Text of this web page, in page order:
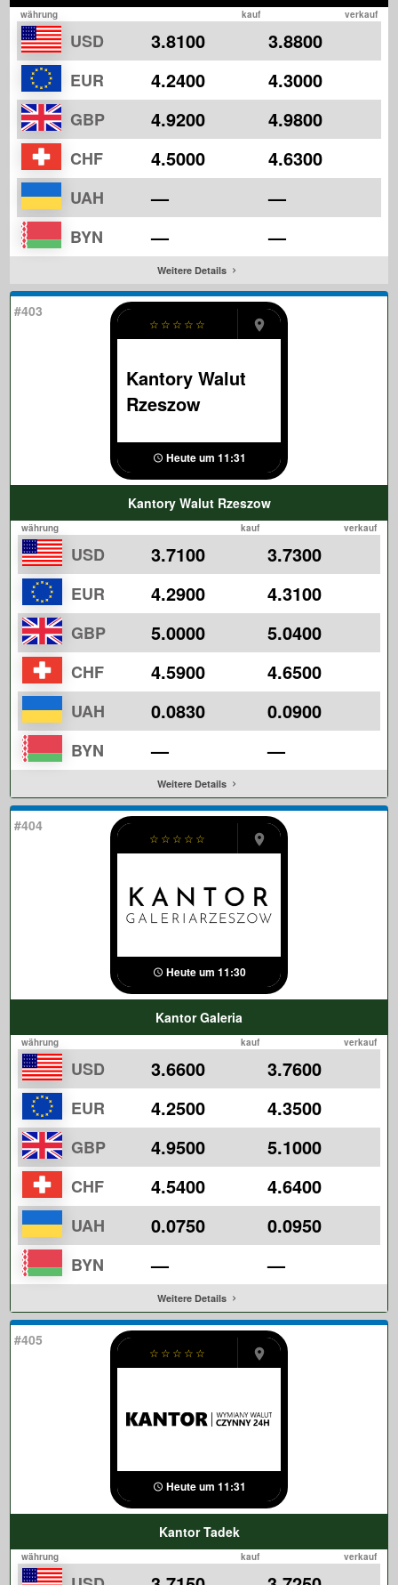
währung kauf verkauf
USD 3.8100 3.8800
EUR 4.2400 4.3000
GBP 4.9200 4.9800
CHF 4.5000 4.6300
UAH — —
BYN — —
Weitere Details
#403
☆
☆
☆
☆
☆
Kantory Walut
Rzeszow
Heute um 11:31
Kantory Walut Rzeszow
währung kauf verkauf
USD 3.7100 3.7300
EUR 4.2900 4.3100
GBP 5.0000 5.0400
CHF 4.5900 4.6500
UAH 0.0830 0.0900
BYN — —
Weitere Details
#404
☆
☆
☆
☆
☆
Heute um 11:30
Kantor Galeria
währung kauf verkauf
USD 3.6600 3.7600
EUR 4.2500 4.3500
GBP 4.9500 5.1000
CHF 4.5400 4.6400
UAH 0.0750 0.0950
BYN — —
Weitere Details
#405
☆
☆
☆
☆
☆
Heute um 11:31
Kantor Tadek
währung kauf verkauf